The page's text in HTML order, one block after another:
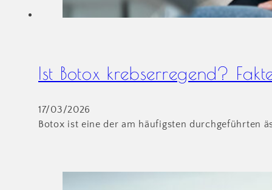
Ist Botox krebserregend?
17/03/2026
Botox ist eine der am häufigsten durchgeführten